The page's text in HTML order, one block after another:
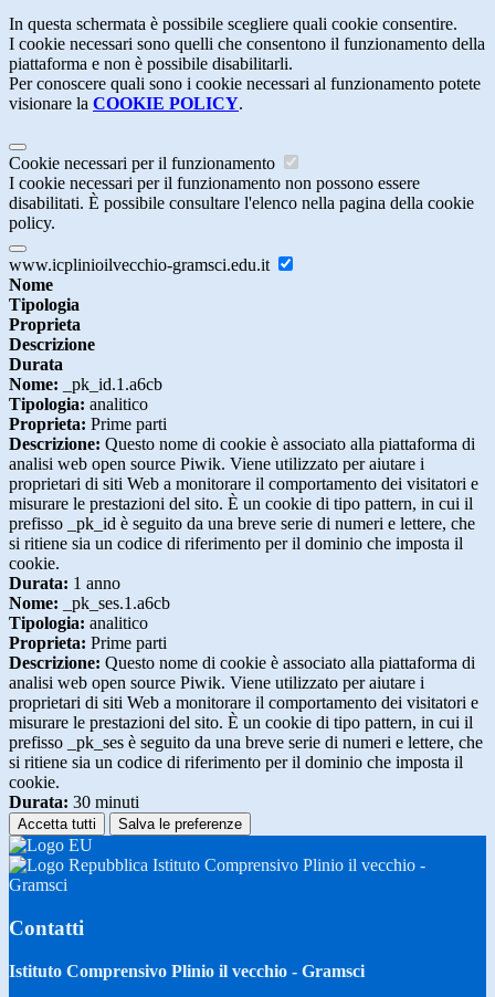
In questa schermata è possibile scegliere quali cookie consentire.
I cookie necessari sono quelli che consentono il funzionamento della
piattaforma e non è possibile disabilitarli.
Per conoscere quali sono i cookie necessari al funzionamento potete
visionare la COOKIE POLICY.
Cookie necessari per il funzionamento
I cookie necessari per il funzionamento non possono essere
disabilitati. È possibile consultare l'elenco nella pagina della cookie
policy.
www.icplinioilvecchio-gramsci.edu.it
Nome
Tipologia
Proprieta
Descrizione
Durata
Nome: _pk_id.1.a6cb
Tipologia: analitico
Proprieta: Prime parti
Descrizione: Questo nome di cookie è associato alla piattaforma di
analisi web open source Piwik. Viene utilizzato per aiutare i
proprietari di siti Web a monitorare il comportamento dei visitatori e
misurare le prestazioni del sito. È un cookie di tipo pattern, in cui il
prefisso _pk_id è seguito da una breve serie di numeri e lettere, che
si ritiene sia un codice di riferimento per il dominio che imposta il
cookie.
Durata: 1 anno
Nome: _pk_ses.1.a6cb
Tipologia: analitico
Proprieta: Prime parti
Descrizione: Questo nome di cookie è associato alla piattaforma di
analisi web open source Piwik. Viene utilizzato per aiutare i
proprietari di siti Web a monitorare il comportamento dei visitatori e
misurare le prestazioni del sito. È un cookie di tipo pattern, in cui il
prefisso _pk_ses è seguito da una breve serie di numeri e lettere, che
si ritiene sia un codice di riferimento per il dominio che imposta il
cookie.
Durata: 30 minuti
Accetta tutti Salva le preferenze
Istituto Comprensivo Plinio il vecchio -
Gramsci
Contatti
Istituto Comprensivo Plinio il vecchio - Gramsci